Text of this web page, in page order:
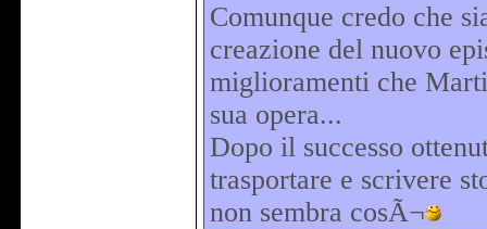
Comunque credo che
creazione del nuovo
miglioramenti che
sua opera...
Dopo il successo
trasportare e scrivere
non sembra cosÃ¬